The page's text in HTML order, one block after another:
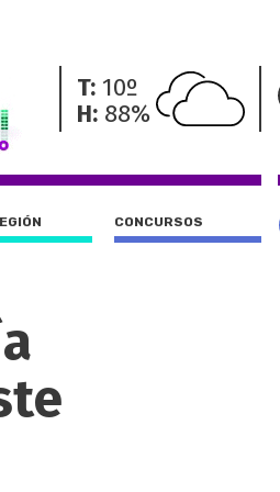
T: 10º
H: 88%
CONCURSOS